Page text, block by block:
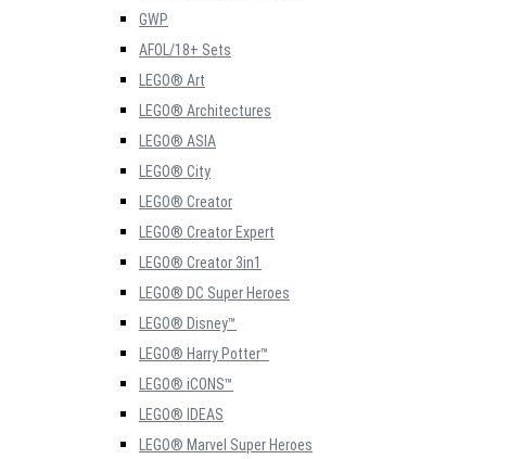
GWP
AFOL/18+ Sets
LEGO® Art
LEGO® Architectures
LEGO® ASIA
LEGO® City
LEGO® Creator
LEGO® Creator Expert
LEGO® Creator 3in1
LEGO® DC Super Heroes
LEGO® Disney™
LEGO® Harry Potter™
LEGO® iCONS™
LEGO® IDEAS
LEGO® Marvel Super Heroes